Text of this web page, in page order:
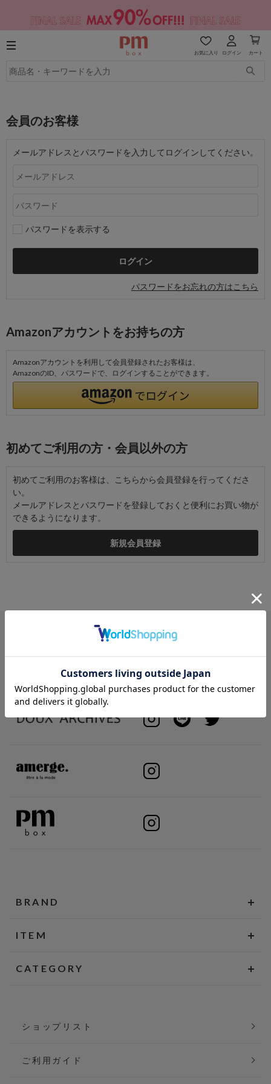
お気に入り ログイン カート
会員のお客様
メールアドレスとパスワードを入力してログインしてください。
パスワードを表示する
パスワードをお忘れの方はこちら
Amazonアカウントをお持ちの方
Amazonアカウントを利用して会員登録されたお客様は、
AmazonのID、パスワードで、ログインすることができます。
初めてご利用の方・会員以外の方
初めてご利用のお客様は、こちらから会員登録を行ってくださ
い。
メールアドレスとパスワードを登録しておくと便利にお買い物が
できるようになります。
BRAND
ITEM
CATEGORY
ショップリスト
ご利用ガイド